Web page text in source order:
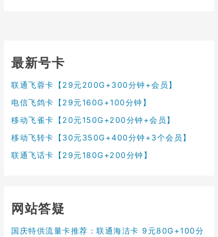
最新号卡
联通飞蓉卡【29元200G+300分钟+会员】
电信飞鸽卡【29元160G+100分钟】
移动飞雀卡【20元150G+200分钟+会员】
移动飞转卡【30元350G+400分钟+3个会员】
联通飞话卡【29元180G+200分钟】
网站答疑
国庆特供流量卡推荐：联通海洁卡 9元80G+100分